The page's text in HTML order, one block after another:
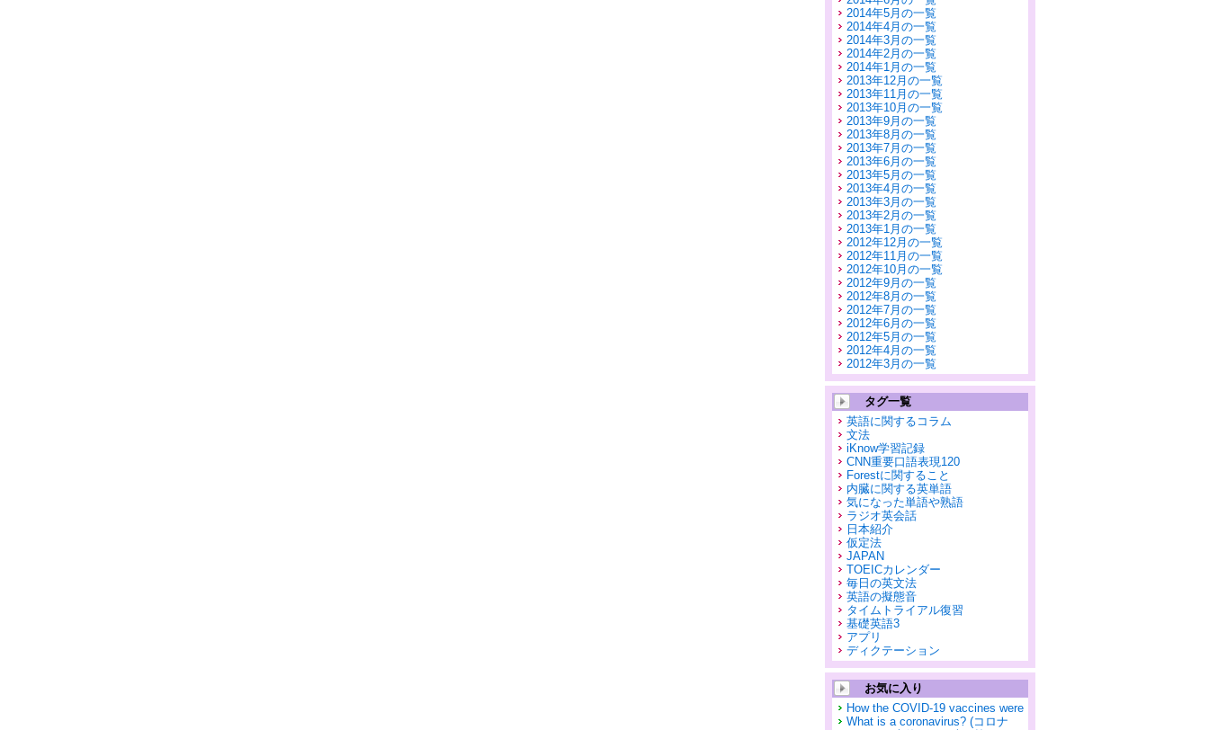
2014年5月の一覧
2014年4月の一覧
2014年3月の一覧
2014年2月の一覧
2014年1月の一覧
2013年12月の一覧
2013年11月の一覧
2013年10月の一覧
2013年9月の一覧
2013年8月の一覧
2013年7月の一覧
2013年6月の一覧
2013年5月の一覧
2013年4月の一覧
2013年3月の一覧
2013年2月の一覧
2013年1月の一覧
2012年12月の一覧
2012年11月の一覧
2012年10月の一覧
2012年9月の一覧
2012年8月の一覧
2012年7月の一覧
2012年6月の一覧
2012年5月の一覧
2012年4月の一覧
2012年3月の一覧
タグ一覧
英語に関するコラム
文法
iKnow学習記録
CNN重要口語表現120
Forestに関すること
内臓に関する英単語
気になった単語や熟語
ラジオ英会話
日本紹介
仮定法
JAPAN
TOEICカレンダー
毎日の英文法
英語の擬態音
タイムトライアル復習
基礎英語3
アプリ
ディクテーション
お気に入り
How the COVID-19 vaccines were
What is a coronavirus? (コロナ